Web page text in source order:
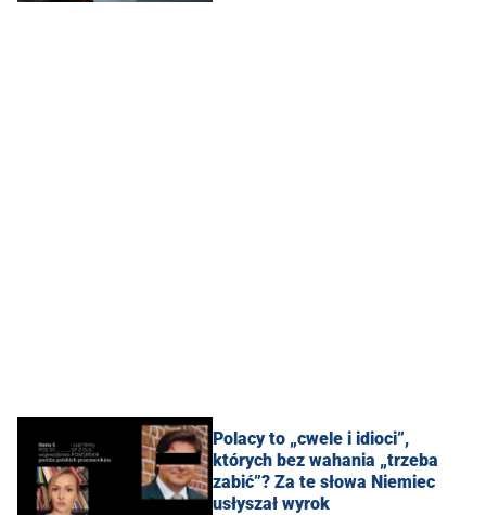
Polacy to „cwele i idioci”,
których bez wahania „trzeba
zabić”? Za te słowa Niemiec
usłyszał wyrok